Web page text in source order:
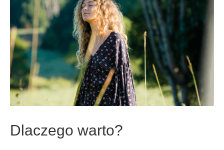
Dlaczego warto?